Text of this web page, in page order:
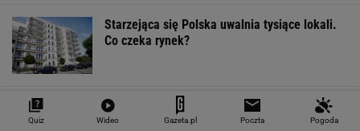
Starzejąca się Polska uwalnia tysiące lokali.
Co czeka rynek?
Quiz Wideo Gazeta.pl Poczta Pogoda